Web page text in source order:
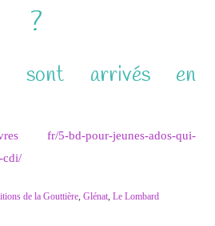
?
sont arrivés en
fr/5-bd-pour-jeunes-ados-qui-
cdi/
de la Gouttière,Glénat,Le Lombard